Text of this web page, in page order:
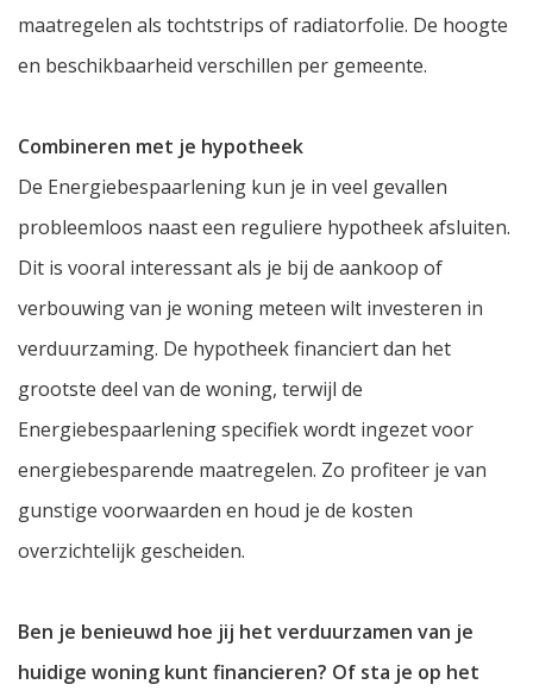
maatregelen als tochtstrips of radiatorfolie. De hoogte
en beschikbaarheid verschillen per gemeente.
Combineren met je hypotheek
De Energiebespaarlening kun je in veel gevallen
probleemloos naast een reguliere hypotheek afsluiten.
Dit is vooral interessant als je bij de aankoop of
verbouwing van je woning meteen wilt investeren in
verduurzaming. De hypotheek financiert dan het
grootste deel van de woning, terwijl de
Energiebespaarlening specifiek wordt ingezet voor
energiebesparende maatregelen. Zo profiteer je van
gunstige voorwaarden en houd je de kosten
overzichtelijk gescheiden.
Ben je benieuwd hoe jij het verduurzamen van je
huidige woning kunt financieren? Of sta je op het